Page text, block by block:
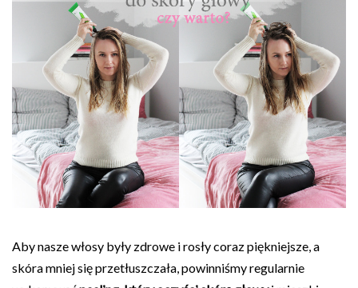
Aby nasze włosy były zdrowe i rosły coraz piękniejsze, a
skóra mniej się przetłuszczała, powinniśmy regularnie